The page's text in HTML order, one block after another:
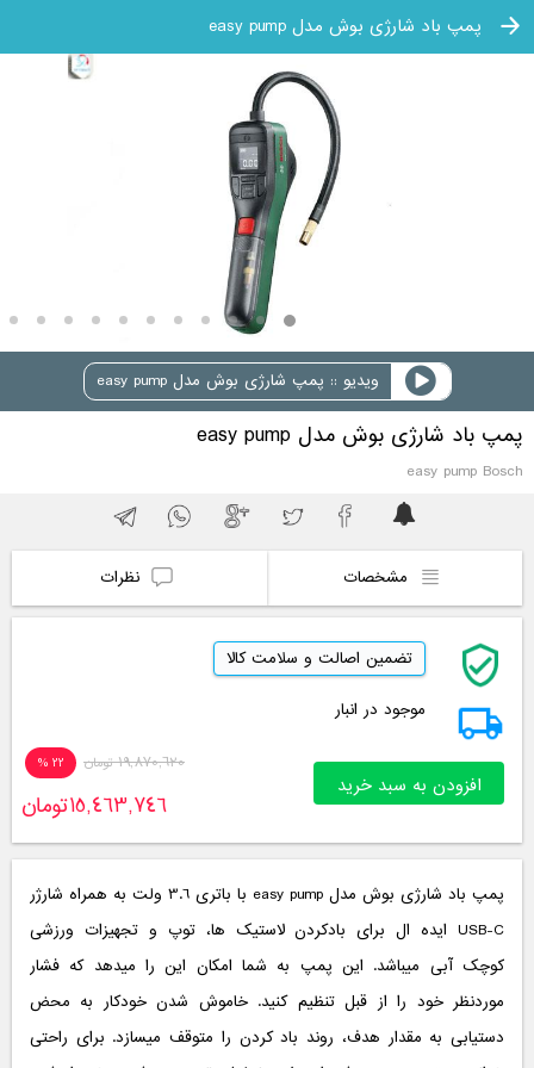
پمپ باد شارژی بوش مدل easy pump
ویدیو :: پمپ شارژی بوش مدل easy pump
پمپ باد شارژی بوش مدل easy pump
easy pump Bosch
مشخصات نظرات
تضمین اصالت و سلامت کالا
موجود در انبار
افزودن به سبد خرید
19,870,620تومان 22 %
15,463,746تومان
پمپ باد شارژی بوش مدل easy pump با باتری 3.6 ولت به همراه شارژر
USB-C ایده ال برای بادکردن لاستیک ها، توپ و تجهیزات ورزشی
کوچک آبی میباشد. این پمپ به شما امکان این را میدهد که فشار
موردنظر خود را از قبل تنظیم کنید. خاموش شدن خودکار به محض
دستیابی به مقدار هدف، روند باد کردن را متوقف میسازد. برای راحتی